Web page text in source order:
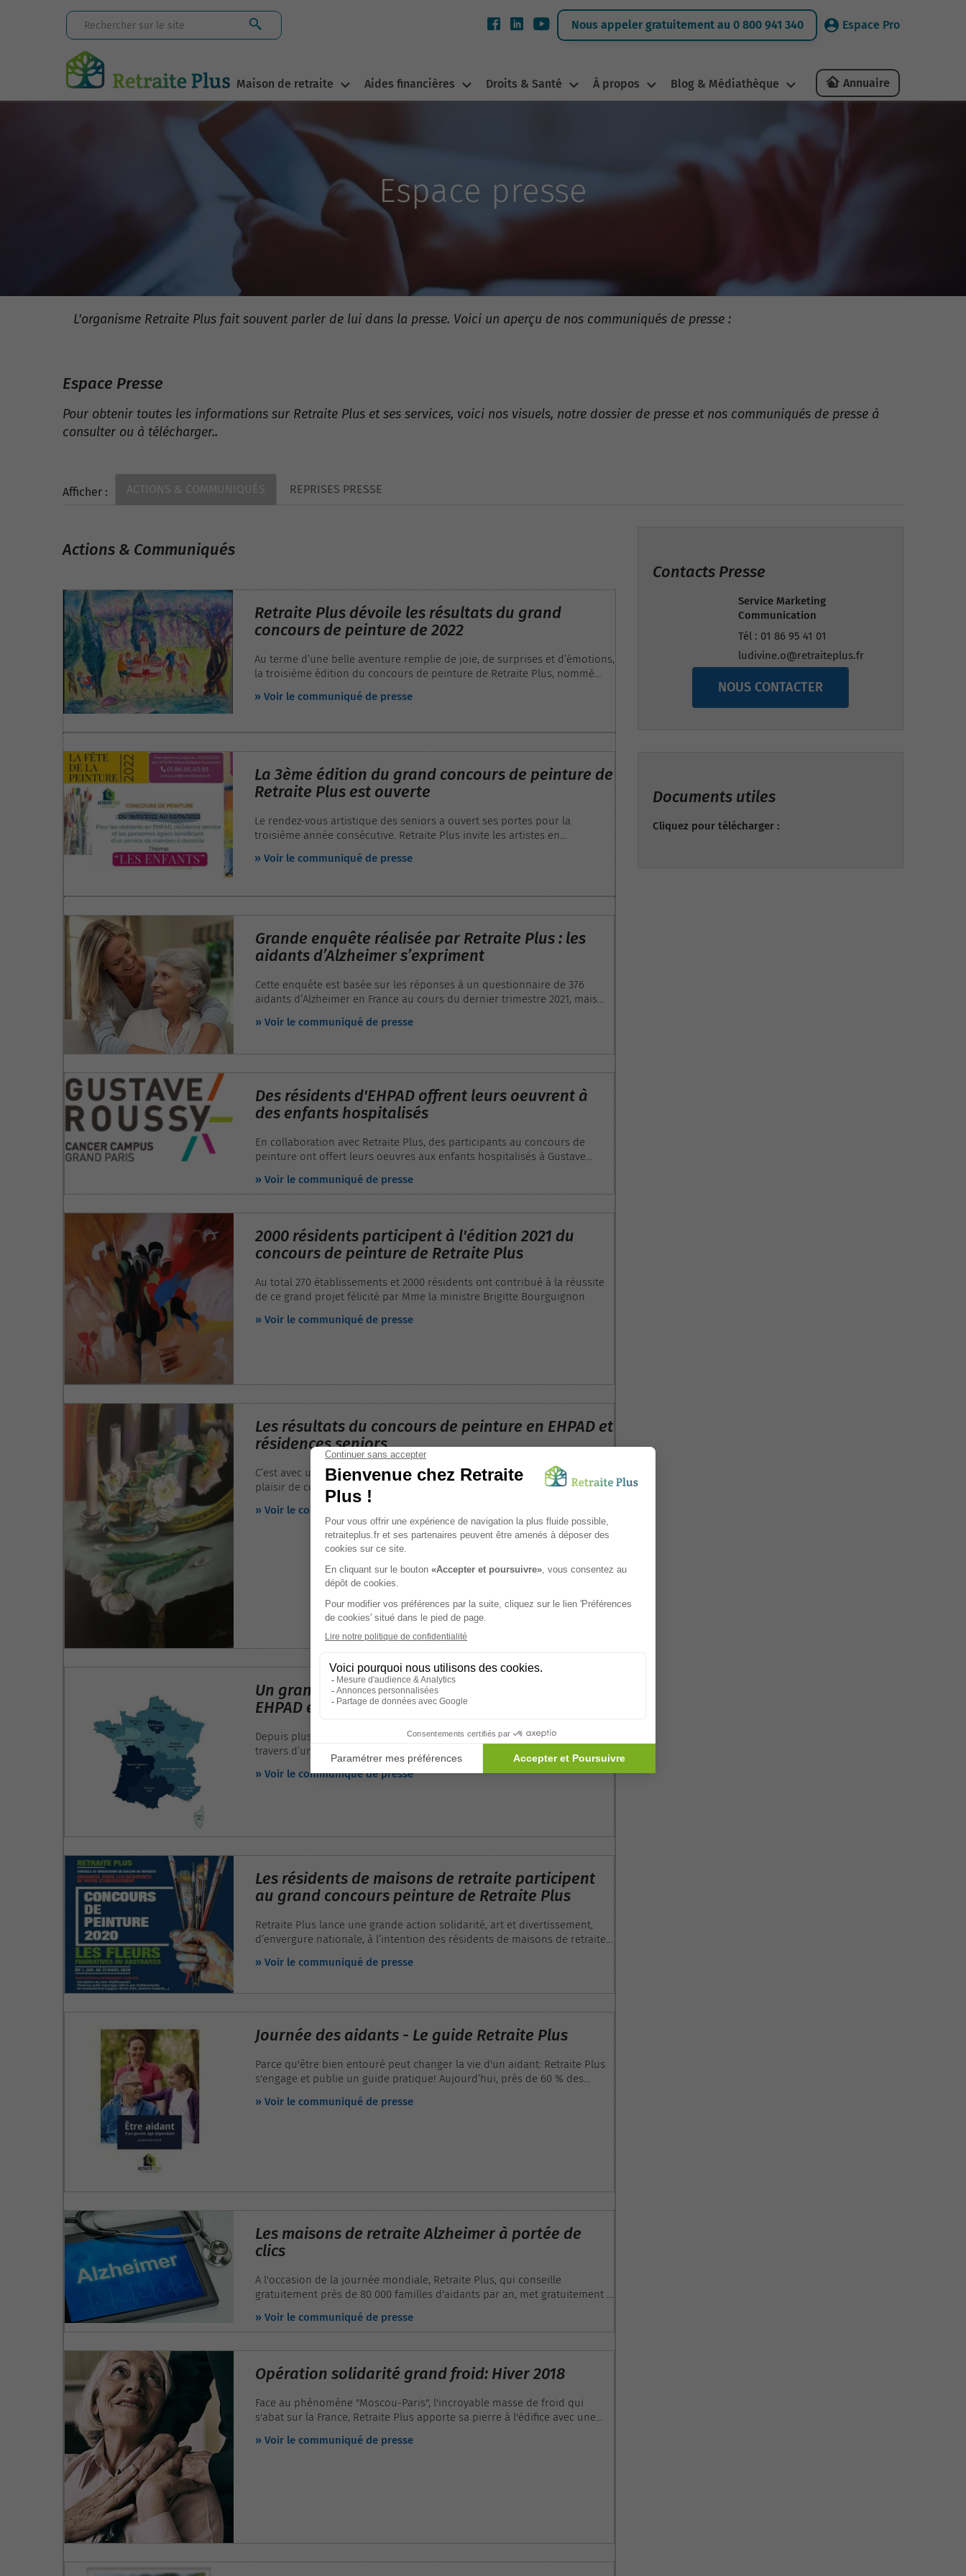
Nous appeler gratuitement au 0 800 941 340 Espace Pro
Maison de retraite Aides financières Droits & Santé À propos Blog & Médiathèque Annuaire
Espace presse
L'organisme Retraite Plus fait souvent parler de lui dans la presse. Voici un aperçu de nos communiqués de presse :
Espace Presse
Pour obtenir toutes les informations sur Retraite Plus et ses services, voici nos visuels, notre dossier de presse et nos communiqués de presse à
consulter ou à télécharger..
Afficher : ACTIONS & COMMUNIQUÉS REPRISES PRESSE
Actions & Communiqués
Retraite Plus dévoile les résultats du grand
concours de peinture de 2022
Au terme d’une belle aventure remplie de joie, de surprises et d’émotions,
la troisième édition du concours de peinture de Retraite Plus, nommé
dernier, avec l’annonce des résultats par le jury composé notamment de
» Voir le communiqué de presse
La 3ème édition du grand concours de peinture de
Retraite Plus est ouverte
Le rendez-vous artistique des seniors a ouvert ses portes pour la
troisième année consécutive. Retraite Plus invite les artistes en
la plus belle œuvre sur le thème “les enfants.”
» Voir le communiqué de presse
Grande enquête réalisée par Retraite Plus : les
aidants d’Alzheimer s’expriment
Cette enquête est basée sur les réponses à un questionnaire de 376
aidants d’Alzheimer en France au cours du dernier trimestre 2021, mais
» Voir le communiqué de presse
Des résidents d'EHPAD offrent leurs oeuvrent à
des enfants hospitalisés
En collaboration avec Retraite Plus, des participants au concours de
peinture ont offert leurs oeuvres aux enfants hospitalisés à Gustave
» Voir le communiqué de presse
2000 résidents participent à l'édition 2021 du
concours de peinture de Retraite Plus
Au total 270 établissements et 2000 résidents ont contribué à la réussite
de ce grand projet félicité par Mme la ministre Brigitte Bourguignon
» Voir le communiqué de presse
Les résultats du concours de peinture en EHPAD et
résidences seniors
C’est avec une certaine émotion que toute l’équipe de Retraite Plus a le
plaisir de communiquer les résultats de son grand concours de peinture
sur le thème des fleurs qui, rappelons-le, a réuni plus de 200
établissements et plus de 1600 résidents provenant de résidences
services et EHPAD de France et de Belgique.
» Voir le communiqué de presse
Un grand succès pour le concours de peinture en
EHPAD et résidences seniors
Depuis plus d’un mois que Retraite Plus a lancé son action solidarité au
travers d’un concours de peinture ouvert à tous les résidents d’EHPAD et
résidences seniors de France et de Belgique, une grande réactivité des
établissements doit être saluée. Le taux de participation générale a été
» Voir le communiqué de presse
Les résidents de maisons de retraite participent
au grand concours peinture de Retraite Plus
Retraite Plus lance une grande action solidarité, art et divertissement,
d’envergure nationale, à l’intention des résidents de maisons de retraite.
résidents d’EHPAD et résidences seniors d’exprimer leur fibre artistique
» Voir le communiqué de presse
Journée des aidants - Le guide Retraite Plus
Parce qu'être bien entouré peut changer la vie d'un aidant: Retraite Plus
s'engage et publie un guide pratique! Aujourd’hui, près de 60 % des
aides auxquelles ils ont droit. C’est la raison pour laquelle Retraite Plus,
» Voir le communiqué de presse
Les maisons de retraite Alzheimer à portée de
clics
A l'occasion de la journée mondiale, Retraite Plus, qui conseille
gratuitement près de 80 000 familles d'aidants par an, met gratuitement à
recherche.
» Voir le communiqué de presse
Opération solidarité grand froid: Hiver 2018
Face au phénomène "Moscou-Paris", l'incroyable masse de froid qui
s'abat sur la France, Retraite Plus apporte sa pierre à l'édifice avec une
plateforme a été prévue pour accueillir aussi bien des demandes d'aide
» Voir le communiqué de presse
Contacts Presse
Service Marketing
Communication
Tél : 01 86 95 41 01
ludivine.o@retraiteplus.fr
NOUS CONTACTER
Documents utiles
Cliquez pour télécharger :